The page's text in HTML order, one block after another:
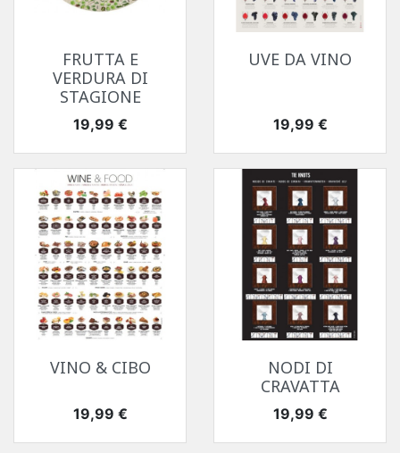
FRUTTA E
VERDURA DI
STAGIONE
Prezzo
19,99 €
UVE DA VINO
Prezzo
19,99 €
VINO & CIBO
Prezzo
19,99 €
NODI DI
CRAVATTA
Prezzo
19,99 €